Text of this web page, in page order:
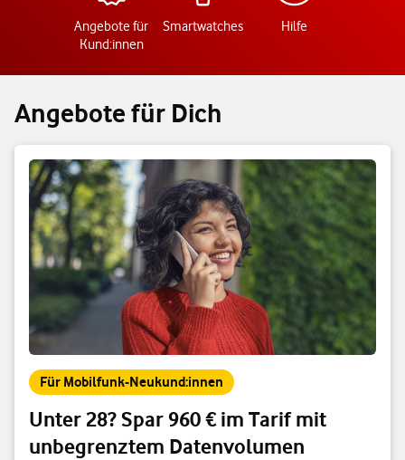
Angebote für
Kund:innen
Smartwatches Hilfe
Angebote für Dich
Für Mobilfunk-Neukund:innen
Unter 28? Spar 960 € im Tarif mit
unbegrenztem Datenvolumen